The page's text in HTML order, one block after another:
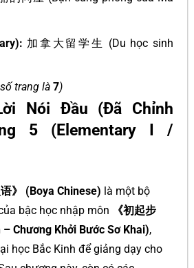
加拿大留学生 (Du học sinh
trang là 7)
Nói Đầu (Đã Chỉnh
5 (Elementary I /
语》 (Boya Chinese) là một bộ
bậc học nhập môn
《初起步
Chương Khởi Bước Sơ Khai),
học Bắc Kinh để giảng dạy cho